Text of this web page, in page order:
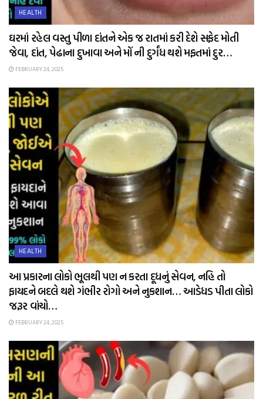
HEALTH
ઘરમાં રહેલ વસ્તુ પીળા દાંતને એક જ રાતમાં કરી દેશે સફેદ મોતી
જેવા, દાંત, પેઢાના દુખાવા અને મોં ની દુર્ગંધ થશે મફતમાં દુર…
FEBRUARY 24, 2025
HEALTH
આ પ્રકારના લોકો ભૂલથી પણ ન કરતા દૂધનું સેવન, નહિ તો
ફાયદને બદલે થશે ગંભીર રોગો અને નુકશાન… આડેધડ પીતા લોકો
જરૂર વાંચો…
FEBRUARY 24, 2025